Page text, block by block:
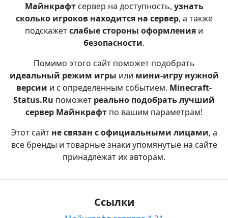
Майнкрафтсервер на доступность, узнать
сколько игроков находится на сервер, а также
подскажетслабые стороны оформления и
безопасности.
Помимо этого сайт поможет подобрать
идеальный режим игры или мини-игру нужной
версии и с определенным событием. Minecraft-
Status.Ru поможет реально подобрать лучший
сервер Майнкрафт по вашим параметрам!
Этот сайт не связан с официальными лицами, а
все бренды и товарные знаки упомянутые на сайте
принадлежат их авторам.
Ссылки